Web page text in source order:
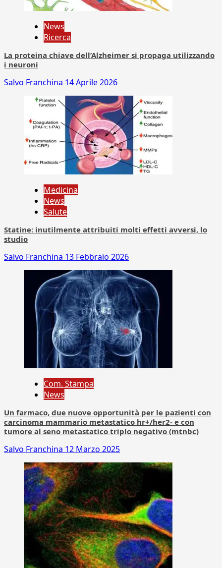
News
Ricerca
La proteina chiave dell’Alzheimer si propaga utilizzando
i neuroni
Salvo Franchina 14 Aprile 2026
Medicina
News
Salute
Statine: inutilmente attribuiti molti effetti avversi, lo
studio
Salvo Franchina 13 Febbraio 2026
Com. Stampa
News
Un farmaco, due nuove opportunità per le pazienti con
carcinoma mammario metastatico hr+/her2- e con
tumore al seno metastatico triplo negativo (mtnbc)
Salvo Franchina 12 Marzo 2025